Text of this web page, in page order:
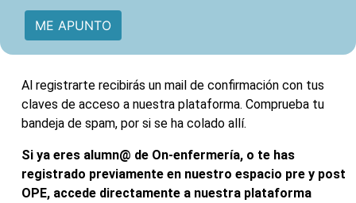
ME APUNTO
Al registrarte recibirás un mail de confirmación con tus
claves de acceso a nuestra plataforma. Comprueba tu
bandeja de spam, por si se ha colado allí.
Si ya eres alumn@ de On-enfermería, o te has
registrado previamente en nuestro espacio pre y post
OPE, accede directamente a nuestra plataforma